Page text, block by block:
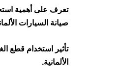
تعرف على أهمية
صيانة السيارات
تأثير استخدام قطع
الألمانية.